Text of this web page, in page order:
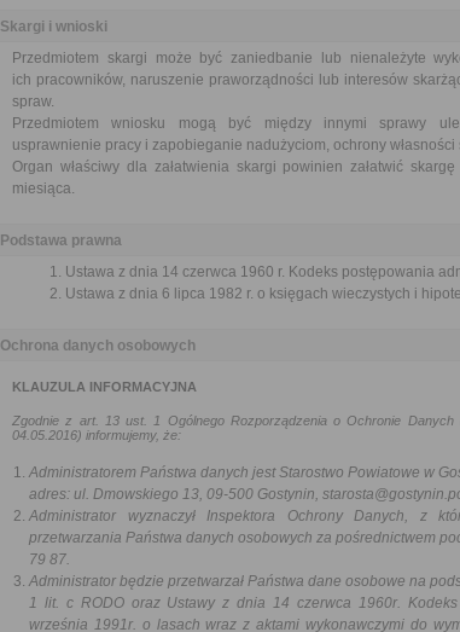
Skargi i wnioski
Przedmiotem skargi może być zaniedbanie lub nienależyte
ich pracowników, naruszenie praworządności lub interesów
spraw.
Przedmiotem wniosku mogą być między innymi sprawy
usprawnienie pracy i zapobieganie nadużyciom, ochrony
Organ właściwy dla załatwienia skargi powinien załatwić
miesiąca.
Podstawa prawna
Ustawa z dnia 14 czerwca 1960 r. Kodeks postępowania
Ustawa z dnia 6 lipca 1982 r. o księgach wieczystych i
Ochrona danych osobowych
KLAUZULA INFORMACYJNA
Zgodnie z art. 13 ust. 1 Ogólnego Rozporządzenia o Ochronie
04.05.2016) informujemy, że:
Administratorem Państwa danych jest Starostwo Powiatowe w
adres: ul. Dmowskiego 13, 09-500 Gostynin,
Administrator wyznaczył Inspektora Ochrony Danych, z
przetwarzania Państwa danych osobowych za pośrednictwem
79 87.
Administrator będzie przetwarzał Państwa dane osobowe na
1 lit. c RODO oraz Ustawy z dnia 14 czerwca 1960r.
września 1991r. o lasach wraz z aktami wykonawczymi do